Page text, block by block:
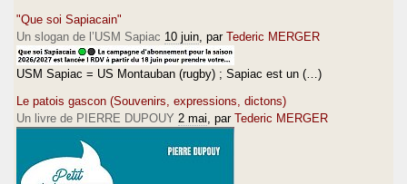
"Que soi Sapiacain"
Un slogan de l’USM Sapiac 10 juin , par Tederic MERGER
USM Sapiac = US Montauban (rugby) ; Sapiac est un (…)
Le patois gascon (Souvenirs, expressions, dictons)
Un livre de PIERRE DUPOUY 2 mai , par Tederic MERGER